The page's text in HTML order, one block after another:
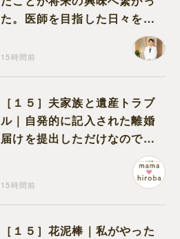
た。医師を目指した日々を振
15時間前
［１５］夫家族と遺産トラブ
ル｜自発的に記入された離婚
届けを提出しただけなので、
15時間前
［１５］花泥棒｜私がやった